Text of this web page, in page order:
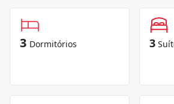
3 Dormitórios 3